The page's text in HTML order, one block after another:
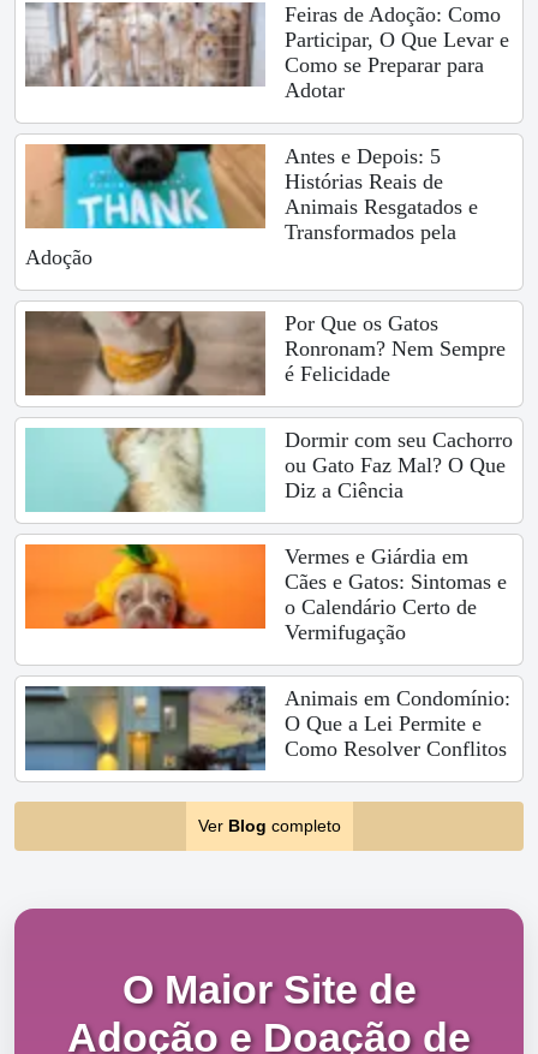
Feiras de Adoção: Como
Participar, O Que Levar e
Como se Preparar para
Adotar
Antes e Depois: 5
Histórias Reais de
Animais Resgatados e
Transformados pela
Adoção
Por Que os Gatos
Ronronam? Nem Sempre
é Felicidade
Dormir com seu Cachorro
ou Gato Faz Mal? O Que
Diz a Ciência
Vermes e Giárdia em
Cães e Gatos: Sintomas e
o Calendário Certo de
Vermifugação
Animais em Condomínio:
O Que a Lei Permite e
Como Resolver Conflitos
Ver Blog completo
O Maior Site de
Adoção e Doação de